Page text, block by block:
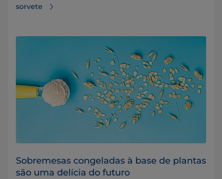
sorvete
Sobremesas congeladas à base de plantas
são uma delícia do futuro